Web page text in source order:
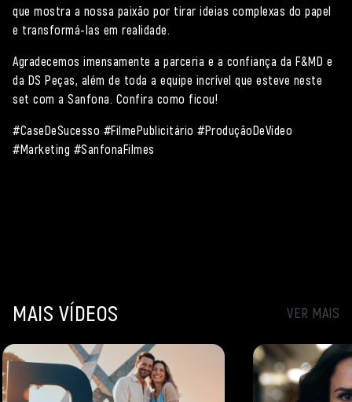
que mostra a nossa paixão por tirar ideias complexas do papel
e transformá-las em realidade.
Agradecemos imensamente a parceria e a confiança da F&MD e
da DS Peças, além de toda a equipe incrível que esteve neste
set com a Sanfona. Confira como ficou!
#CaseDeSucesso #FilmePublicitário #ProduçãoDeVídeo
#Marketing #SanfonaFilmes
MAIS VÍDEOS VER MAIS